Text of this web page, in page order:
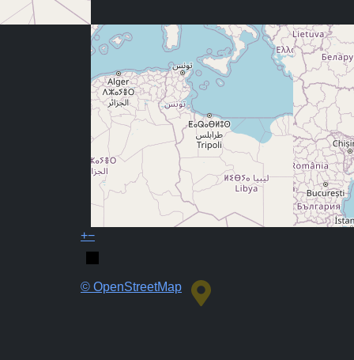
+−
© OpenStreetMap